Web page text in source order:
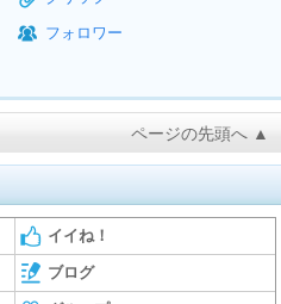
フォロワー
ページの先頭へ ▲
イイね！
ブログ